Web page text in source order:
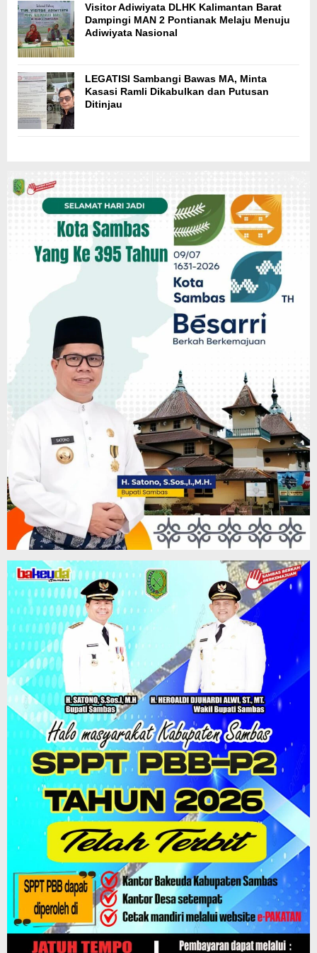
Visitor Adiwiyata DLHK Kalimantan Barat
Dampingi MAN 2 Pontianak Melaju Menuju
Adiwiyata Nasional
LEGATISI Sambangi Bawas MA, Minta
Kasasi Ramli Dikabulkan dan Putusan
Ditinjau